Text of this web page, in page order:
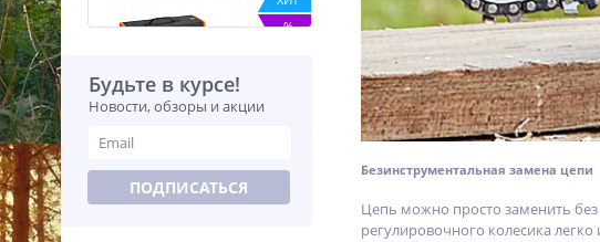
%
Аккумуляторный кусторез
Stihl HSA 26 SET
Будьте в курсе!
Новости, обзоры и акции
ПОДПИСАТЬСЯ
Безинструментальная замена цепи
Цепь можно просто заменить
регулировочного колесика